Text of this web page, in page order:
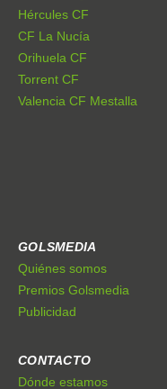
Hércules CF
CF La Nucía
Orihuela CF
Torrent CF
Valencia CF Mestalla
GOLSMEDIA
Quiénes somos
Premios Golsmedia
Publicidad
CONTACTO
Dónde estamos